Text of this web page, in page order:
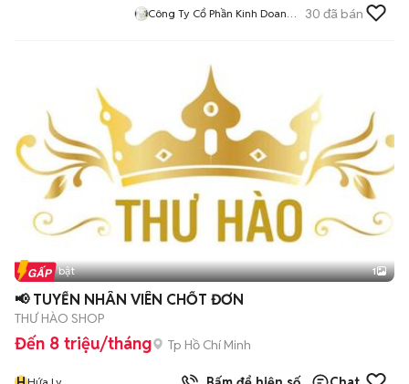
Công Ty Cổ Phần Kinh Doanh
30 đã bán
Tin nổi bật 1
📢 TUYỂN NHÂN VIÊN CHỐT ĐƠN
THƯ HÀO SHOP
Đến 8 triệu/tháng Tp Hồ Chí Minh